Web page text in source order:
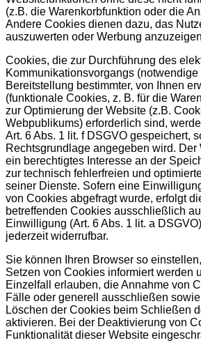
(z.B. die Warenkorbfunktion oder die
Andere Cookies dienen dazu, das
auszuwerten oder Werbung
Cookies, die zur Durchführung des
Kommunikationsvorgangs
Bereitstellung bestimmter, von Ihnen
(funktionale Cookies, z. B. für die
zur Optimierung der Website (z.B.
Webpublikums) erforderlich sind,
Art. 6 Abs. 1 lit. f DSGVO gespeichert,
Rechtsgrundlage angegeben wird. Der
ein berechtigtes Interesse an der
zur technisch fehlerfreien und
seiner Dienste. Sofern eine
von Cookies abgefragt wurde, erfolgt
betreffenden Cookies ausschließlich
Einwilligung (Art. 6 Abs. 1 lit. a
jederzeit widerrufbar.
Sie können Ihren Browser so
Setzen von Cookies informiert werden
Einzelfall erlauben, die Annahme von
Fälle oder generell ausschließen
Löschen der Cookies beim Schließen
aktivieren. Bei der Deaktivierung von
Funktionalität dieser Website